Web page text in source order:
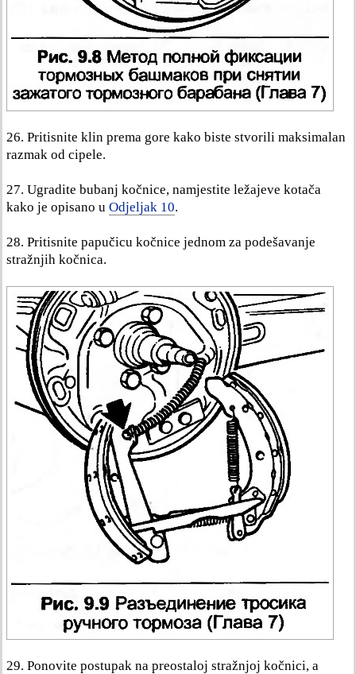
26. Pritisnite klin prema gore kako biste stvorili maksimalan
razmak od cipele.
27. Ugradite bubanj kočnice, namjestite ležajeve kotača
kako je opisano u Odjeljak 10.
28. Pritisnite papučicu kočnice jednom za podešavanje
stražnjih kočnica.
29. Ponovite postupak na preostaloj stražnjoj kočnici, a